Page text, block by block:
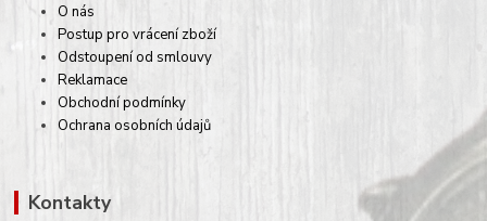
O nás
Postup pro vrácení zboží
Odstoupení od smlouvy
Reklamace
Obchodní podmínky
Ochrana osobních údajů
Kontakty